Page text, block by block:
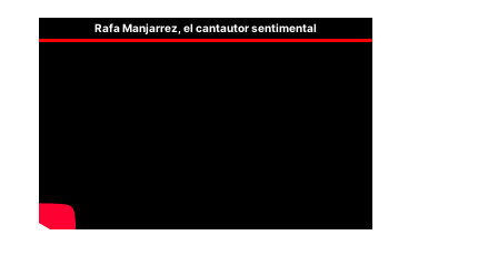
Rafa Manjarrez, el cantautor sentimental